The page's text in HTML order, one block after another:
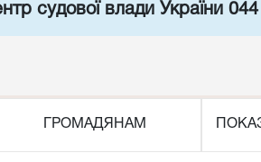
судової влади України
ГРОМАДЯНАМ